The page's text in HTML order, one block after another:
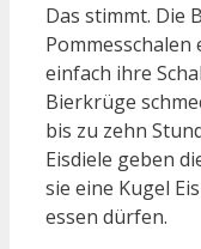
Das stimmt. Die
einfach ihre
Bierkrüge
bis zu zehn
Eisdiele geben
sie eine Kugel
essen dürfen.